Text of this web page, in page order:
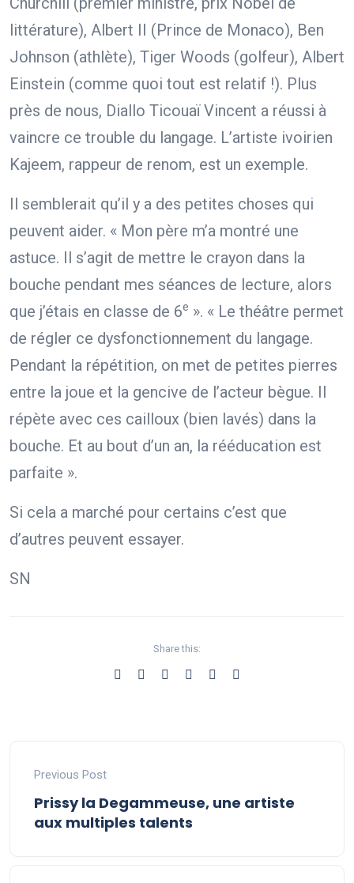
littérature), Albert II (Prince de Monaco), Ben
Johnson (athlète), Tiger Woods (golfeur), Albert
Einstein (comme quoi tout est relatif !). Plus
près de nous, Diallo Ticouaï Vincent a réussi à
vaincre ce trouble du langage. L’artiste ivoirien
Kajeem, rappeur de renom, est un exemple.
Il semblerait qu’il y a des petites choses qui
peuvent aider. « Mon père m’a montré une
astuce. Il s’agit de mettre le crayon dans la
bouche pendant mes séances de lecture, alors
que j’étais en classe de 6e ». « Le théâtre permet
de régler ce dysfonctionnement du langage.
Pendant la répétition, on met de petites pierres
entre la joue et la gencive de l’acteur bègue. Il
répète avec ces cailloux (bien lavés) dans la
bouche. Et au bout d’un an, la rééducation est
parfaite ».
Si cela a marché pour certains c’est que
d’autres peuvent essayer.
SN
Share this:
Previous Post
Prissy la Degammeuse, une artiste
aux multiples talents